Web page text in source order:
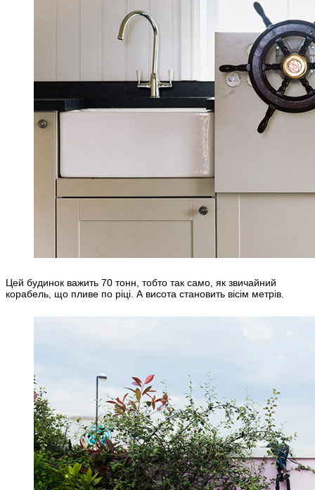
Цей будинок важить 70 тонн, тобто так само, як звичайний
корабель, що пливе по ріці. А висота становить вісім метрів.